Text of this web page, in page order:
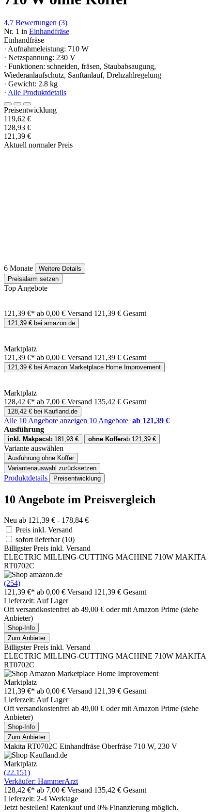
4,7 Bewertungen (3)
Nr. 1 in Einhandfräse
Einhandfräse
· Aufnahmeleistung: 710 W
· Netzspannung: 230 V
· Funktionen: schneiden, fräsen, Staubabsaugung,
Wiederanlaufschutz, Sanftanlauf, Drehzahlregelung
· Gewicht: 2.8 kg
· Alle Produktdetails
Preisentwicklung
119,62 €
128,93 €
121,39 €
Aktuell normaler Preis
6 Monate
Weitere Details
Preisalarm setzen
Top Angebote
121,39 €* ab 0,00 € Versand 121,39 € Gesamt
121,39 € bei amazon.de
Marktplatz
121,39 €* ab 0,00 € Versand 121,39 € Gesamt
121,39 € bei Amazon Marketplace Home Improvement
Marktplatz
128,42 €* ab 7,00 € Versand 135,42 € Gesamt
128,42 € bei Kaufland.de
Alle 10 Angebote anzeigen 10 Angebote ab 121,39 €
Ausführung
inkl. Makpacab 181,93 € ohne Kofferab 121,39 €
Variante auswählen
Ausführung ohne Koffer
Variantenauswahl zurücksetzen
Produktdetails Preisentwicklung
10 Angebote im Preisvergleich
Neu ab 121,39 € - 178,84 €
Preis inkl. Versand
sofort lieferbar(10)
Billigster Preis inkl. Versand
ELECTRIC MILLING-CUTTING MACHINE 710W MAKITA
RT0702C
(254)
121,39 €* ab 0,00 € Versand 121,39 € Gesamt
Lieferzeit: Auf Lager
Oft versandkostenfrei ab 49,00 € oder mit Amazon Prime (siehe
Anbieter)
Shop-Info
Zum Anbieter
Billigster Preis inkl. Versand
ELECTRIC MILLING-CUTTING MACHINE 710W MAKITA
RT0702C
Marktplatz
121,39 €* ab 0,00 € Versand 121,39 € Gesamt
Lieferzeit: Auf Lager
Oft versandkostenfrei ab 49,00 € oder mit Amazon Prime (siehe
Anbieter)
Shop-Info
Zum Anbieter
Makita RT0702C Einhandfräse Oberfräse 710 W, 230 V
Marktplatz
(22.151)
Verkäufer: HammerArzt
128,42 €* ab 7,00 € Versand 135,42 € Gesamt
Lieferzeit: 2-4 Werktage
Jetzt bestellen! Ratenkauf und 0% Finanzierung möglich.